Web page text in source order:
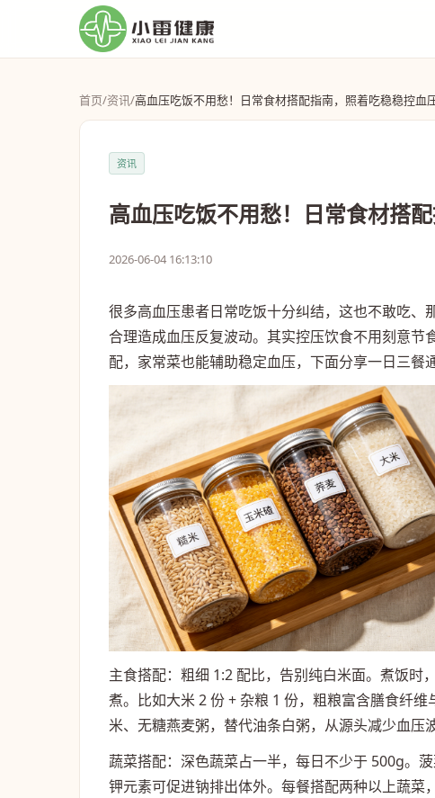
首页/资讯/高血压吃饭不用愁！日常食材搭配指南，照着吃稳稳控血压
资讯
高血压吃饭不用愁！日常食材搭
2026-06-04 16:13:10
很多高血压患者日常吃饭十分纠结，这也不敢吃
合理造成血压反复波动。其实控压饮食不用刻意
配，家常菜也能辅助稳定血压，下面分享一日三餐
主食搭配：粗细 1:2 配比，告别纯白米面。煮饭时
煮。比如大米 2 份 + 杂粮 1 份，粗粮富含膳食纤
米、无糖燕麦粥，替代油条白粥，从源头减少血压
蔬菜搭配：深色蔬菜占一半，每日不少于 500g。
钾元素可促进钠排出体外。每餐搭配两种以上蔬